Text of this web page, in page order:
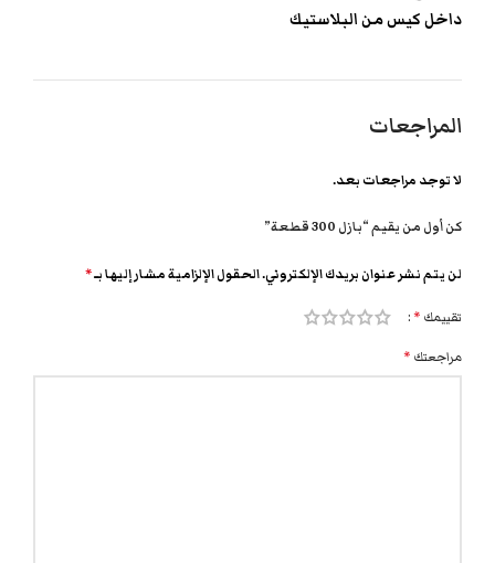
داخل كيس من البلاستيك
المراجعات
لا توجد مراجعات بعد.
كن أول من يقيم “بازل 300 قطعة”
لن يتم نشر عنوان بريدك الإلكتروني.الحقول الإلزامية مشار إليها بـ*
تقييمك *
مراجعتك *